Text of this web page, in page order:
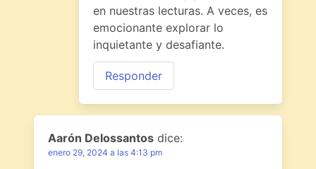
en nuestras lecturas. A veces, es
emocionante explorar lo
inquietante y desafiante.
Responder
Aarón Delossantos dice:
enero 29, 2024 a las 4:13 pm